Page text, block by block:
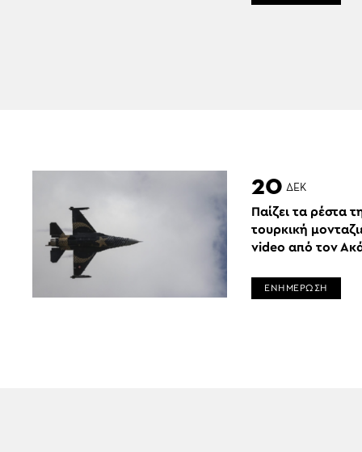
20 ΔΕΚ
Παίζει τα ρέστα
τουρκική
video από τον
ΕΝΗΜΕΡΩΣΗ